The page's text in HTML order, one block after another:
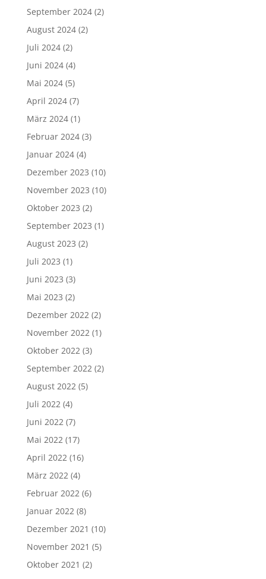
September 2024(2)
August 2024(2)
Juli 2024(2)
Juni 2024(4)
Mai 2024(5)
April 2024(7)
März 2024(1)
Februar 2024(3)
Januar 2024(4)
Dezember 2023 (10)
November 2023 (10)
Oktober 2023 (2)
September 2023 (1)
August 2023 (2)
Juli 2023 (1)
Juni 2023 (3)
Mai 2023 (2)
Dezember 2022 (2)
November 2022 (1)
Oktober 2022 (3)
September 2022 (2)
August 2022 (5)
Juli 2022 (4)
Juni 2022 (7)
Mai 2022 (17)
April 2022 (16)
März 2022 (4)
Februar 2022 (6)
Januar 2022 (8)
Dezember 2021 (10)
November 2021 (5)
Oktober 2021 (2)